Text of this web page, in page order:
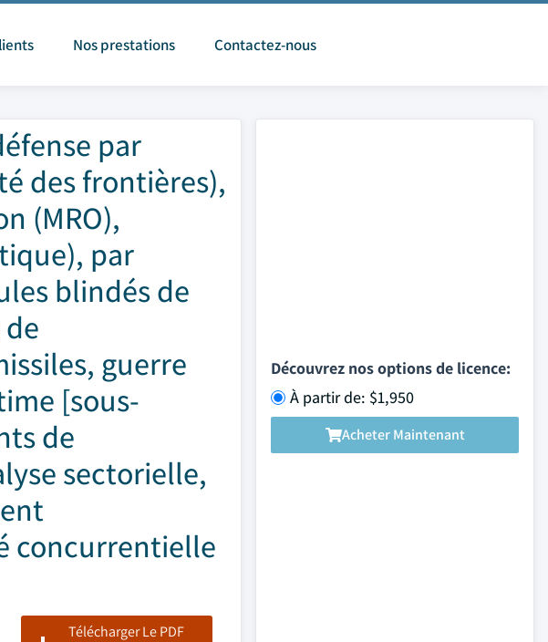
Nos prestations Contactez-nous
par
des frontières),
(MRO),
par
blindés de
guerre
[sous-
de
sectorielle,
concurrentielle
Télécharger Le PDF
Découvrez nos options de licence:
À partir de: $1,950
Acheter Maintenant